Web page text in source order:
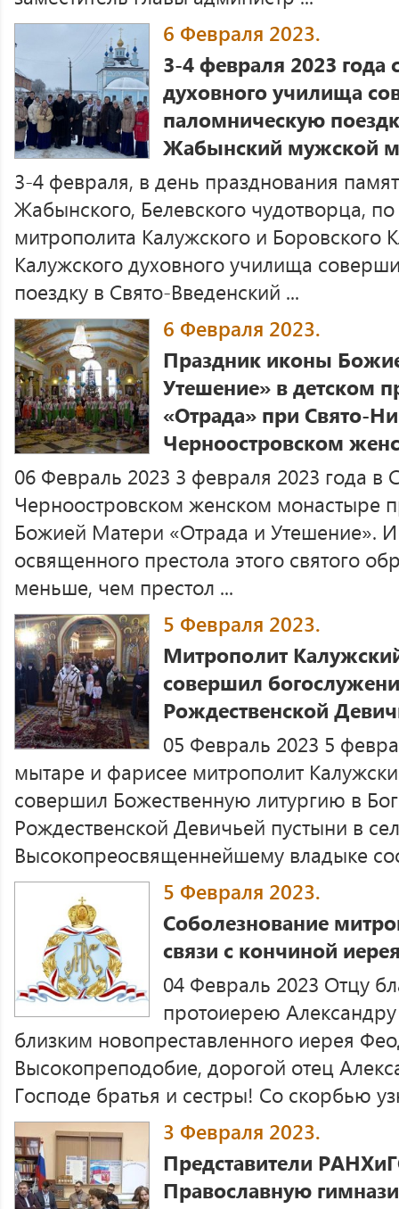
6 Февраля 2023.
3-4 февраля 2023 года
духовного училища
паломническую
Жабынский мужской
3-4 февраля, в день празднования
Жабынского, Белевского чудотворца,
митрополита Калужского и Боровского
Калужского духовного училища
поездку в Свято-Введенский ...
6 Февраля 2023.
Праздник иконы
Утешение» в детском
«Отрада» при Свято-
Черноостровском
06 Февраль 2023 3 февраля 2023 года в
Черноостровском женском монастыре
Божией Матери «Отрада и Утешение». И
освященного престола этого святого
меньше, чем престол ...
5 Февраля 2023.
Митрополит
совершил
Рождественской
05 Февраль 2023 5
мытаре и фарисее митрополит
совершил Божественную литургию в
Рождественской Девичьей пустыни в
Высокопреосвященнейшему владыке
5 Февраля 2023.
Соболезнование
связи с кончиной
04 Февраль 2023 Отцу
протоиерею
близким новопреставленного иерея
Высокопреподобие, дорогой отец
Господе братья и сестры! Со скорбью
3 Февраля 2023.
Представители
Православную